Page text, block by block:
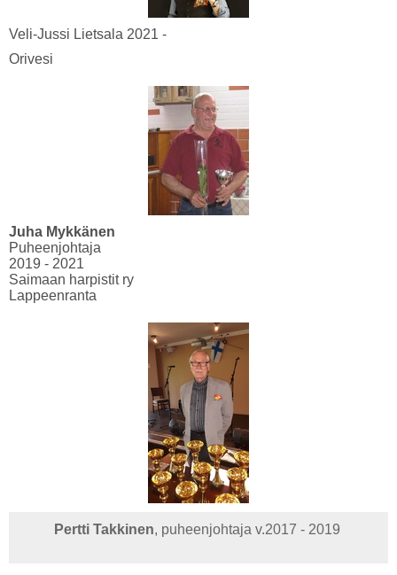
Veli-Jussi Lietsala 2021 -
Orivesi
Juha Mykkänen
Puheenjohtaja
2019 - 2021
Saimaan harpistit ry
Lappeenranta
Pertti Takkinen, puheenjohtaja v.2017 - 2019